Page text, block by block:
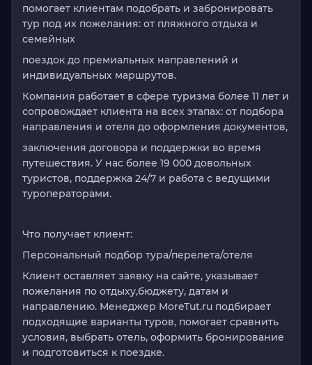
помогает клиентам подобрать и забронировать
тур под их пожелания: от пляжного отдыха и
семейных
поездок до премиальных направлений и
индивидуальных маршрутов.
Компания работает в сфере туризма более 11 лет и
сопровождает клиента на всех этапах: от подбора
направления и отеля до оформления документов,
заключения договора и поддержки во время
путешествия. У нас более 19 000 довольных
туристов, поддержка 24/7 и работа с ведущими
туроператорами.
Что получает клиент:
Персональный подбор тура/перелета/отеля
Клиент оставляет заявку на сайте, указывает
пожелания по отдыху,бюджету, датам и
направлению. Менеджер MoreTut.ru подбирает
подходящие варианты туров, помогает сравнить
условия, выбрать отель, оформить бронирование
и подготовиться к поездке.